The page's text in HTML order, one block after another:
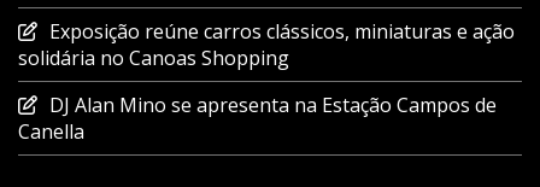
Exposição reúne carros clássicos, miniaturas e ação
solidária no Canoas Shopping
DJ Alan Mino se apresenta na Estação Campos de
Canella